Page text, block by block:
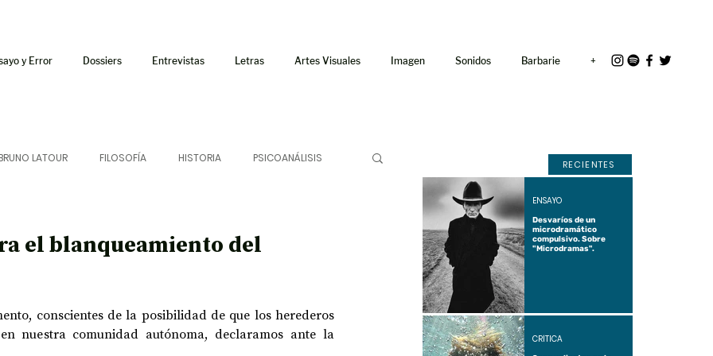
y Error Dossiers Entrevistas Letras Artes Visuales Imagen Sonidos Barbarie +
LATOUR FILOSOFÍA HISTORIA PSICOANÁLISIS
el blanqueamiento del
conscientes de la posibilidad de que los herederos
nuestra comunidad autónoma, declaramos ante la
RECIENTES
Desvaríos de un
microdramático
compulsivo. Sobre
"Microdramas".
ENSAYO
CRÍTICA